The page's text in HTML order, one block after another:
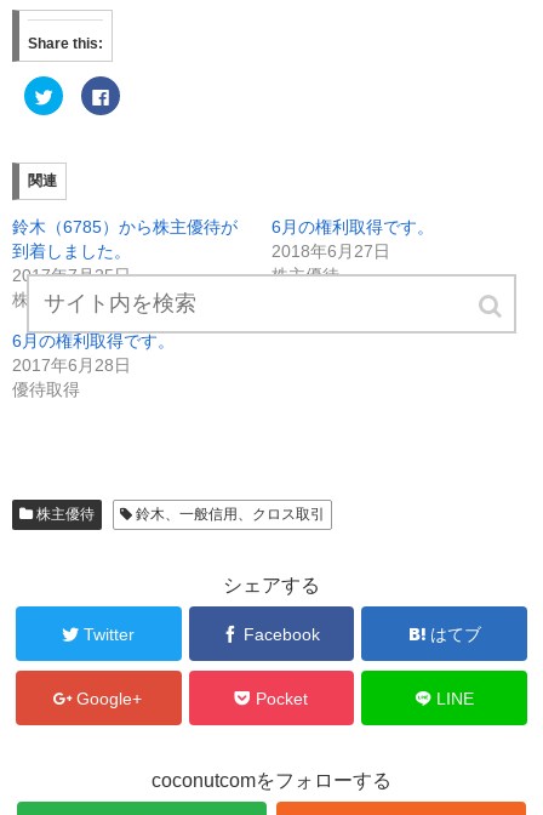
Share this:
ク
リ
て
T
w
t
t
e
r
で
共
有
新
し
い
ウ
ィ
ま
す
)
F
a
共
有
す
る
に
は
ク
ッ
ク
し
い
ウ
ィ
ま
す
)
関連
鈴木（6785）から株主優待が
到着しました。
2017年7月25日
株主優待
6月の権利取得です。
2018年6月27日
株主優待
6月の権利取得です。
2017年6月28日
優待取得
株主優待 鈴木、一般信用、クロス取引
シェアする
Twitter Facebook はてブ
Google+ Pocket LINE
coconutcomをフォローする